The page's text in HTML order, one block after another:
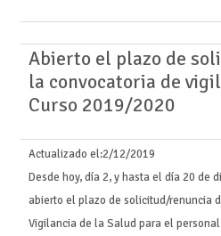
Abierto el plazo de
la convocatoria de
Curso 2019/2020
Actualizado el:2/12/2019
Desde hoy, día 2, y hasta el día 20 de
abierto el plazo de solicitud/renuncia
Vigilancia de la Salud para el